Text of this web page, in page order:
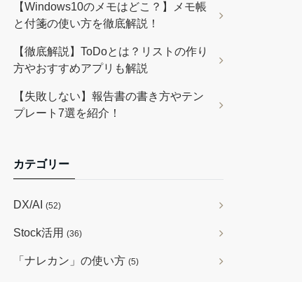
【Windows10のメモはどこ？】メモ帳
と付箋の使い方を徹底解説！
【徹底解説】ToDoとは？リストの作り
方やおすすめアプリも解説
【失敗しない】報告書の書き方やテン
プレート7選を紹介！
カテゴリー
DX/AI (52)
Stock活用 (36)
「ナレカン」の使い方 (5)